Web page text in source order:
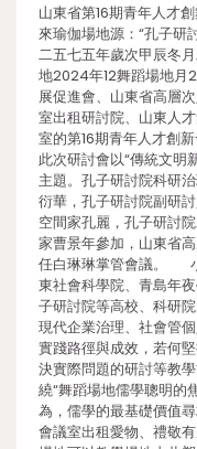
山東省第16期青年人才
來瑜伽場地源：“孔子研
二五七五年歲次甲辰
地2024年12舞蹈場地月
展促進會、山東省高層
室出租研討院、山東人
室的第16期青年人才創
此次研討會以“傳統文
主題。孔子研討院科研
衍華，孔子研討院副研
空間家孔麗，孔子研討
家曹景年參加，山東省
任白琳琳掌管會議。
東社會科學院、青島年
子研討院等高校、科研
現代企業治理、社會管
實踐路徑與成效，若何
決實際問題的研討等教
繞“舞蹈場地儒學聰明的
為，儒學的最基礎價值
會議室出租愛物、禮敬